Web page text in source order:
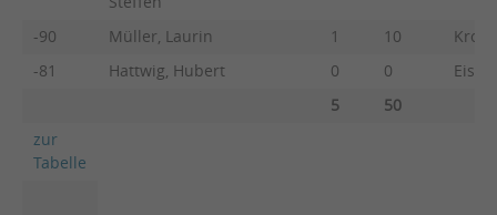
-90 Müller, Laurin 1 10
-81
Hattwig, Hubert 0 0
5
50
zur
Tabelle